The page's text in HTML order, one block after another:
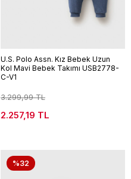
U.S. Polo Assn. Kız Bebek Uzun
Kol Mavi Bebek Takımı USB2778-
C-V1
3.299,99 TL
2.257,19 TL
%32